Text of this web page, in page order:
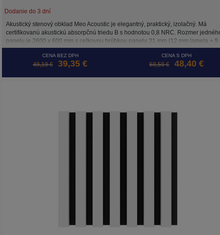
Dodanie do 3 dní
Akustický stenový obklad Meo Acoustic je elegantný, praktický, izolačný. Má
certifikovanú akustickú absorpčnú triedu B s hodnotou 0,8 NRC. Rozmer
panelu je 2600 x 600 mm s celkovou hrúbkou panelu 21 mm (12 mm lamela + 9
podložka). Inštalácia je možná 3 spôsobmi: skrutkami priamo do podkladu,
alebo na drevený rošt. Cena je za m2.
CENA BEZ DPH
49,19 € 39,35 €
CENA S DPH
60,50 € 48,40 €